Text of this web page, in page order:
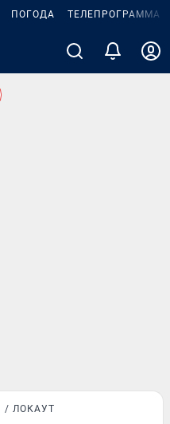
ПОГОДА ТЕЛЕПРОГРАММА
ЛОКАУТ